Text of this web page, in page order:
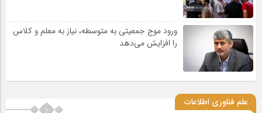
ورود موج جمعیتی به متوسطه، نیاز به معلم و کلاس
را افزایش می‌دهد
علم فناوری اطلاعات